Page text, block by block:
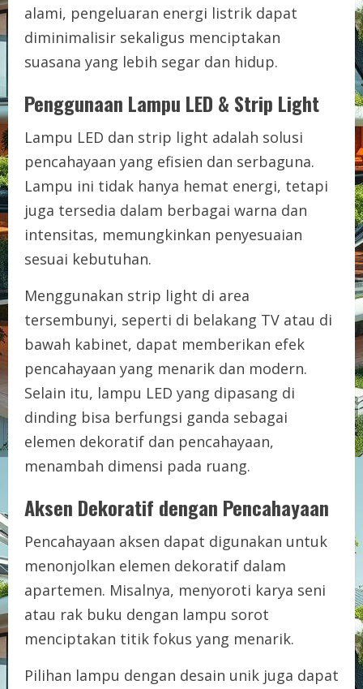
alami, pengeluaran energi listrik dapat
diminimalisir sekaligus menciptakan
suasana yang lebih segar dan hidup.
Penggunaan Lampu LED & Strip Light
Lampu LED dan strip light adalah solusi
pencahayaan yang efisien dan serbaguna.
Lampu ini tidak hanya hemat energi, tetapi
juga tersedia dalam berbagai warna dan
intensitas, memungkinkan penyesuaian
sesuai kebutuhan.
Menggunakan strip light di area
tersembunyi, seperti di belakang TV atau di
bawah kabinet, dapat memberikan efek
pencahayaan yang menarik dan modern.
Selain itu, lampu LED yang dipasang di
dinding bisa berfungsi ganda sebagai
elemen dekoratif dan pencahayaan,
menambah dimensi pada ruang.
Aksen Dekoratif dengan Pencahayaan
Pencahayaan aksen dapat digunakan untuk
menonjolkan elemen dekoratif dalam
apartemen. Misalnya, menyoroti karya seni
atau rak buku dengan lampu sorot
menciptakan titik fokus yang menarik.
Pilihan lampu dengan desain unik juga dapat